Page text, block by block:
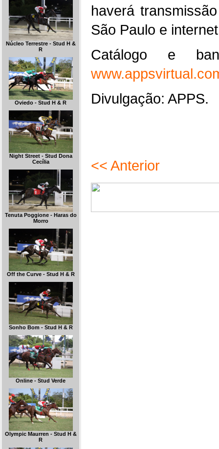
Núcleo Terrestre - Stud H &
R
Oviedo - Stud H & R
Night Street - Stud Dona
Cecília
Tenuta Poggione - Haras do
Morro
Off the Curve - Stud H & R
Sonho Bom - Stud H & R
Online - Stud Verde
Olympic Maurren - Stud H &
R
haverá
São Paulo e
Catálogo e
Divulgação: APPS.
<< Anterior